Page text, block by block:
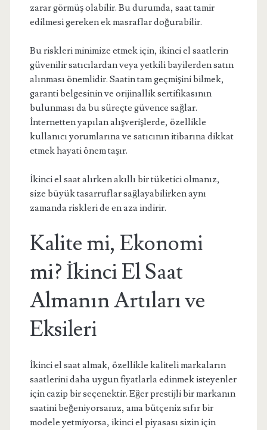
zarar görmüş olabilir. Bu durumda, saat tamir
edilmesi gereken ek masraflar doğurabilir.
Bu riskleri minimize etmek için, ikinci el saatlerin
güvenilir satıcılardan veya yetkili bayilerden satın
alınması önemlidir. Saatin tam geçmişini bilmek,
garanti belgesinin ve orijinallik sertifikasının
bulunması da bu süreçte güvence sağlar.
İnternetten yapılan alışverişlerde, özellikle
kullanıcı yorumlarına ve satıcının itibarına dikkat
etmek hayati önem taşır.
İkinci el saat alırken akıllı bir tüketici olmanız,
size büyük tasarruflar sağlayabilirken aynı
zamanda riskleri de en aza indirir.
Kalite mi, Ekonomi
mi? İkinci El Saat
Almanın Artıları ve
Eksileri
İkinci el saat almak, özellikle kaliteli markaların
saatlerini daha uygun fiyatlarla edinmek isteyenler
için cazip bir seçenektir. Eğer prestijli bir markanın
saatini beğeniyorsanız, ama bütçeniz sıfır bir
modele yetmiyorsa, ikinci el piyasası sizin için